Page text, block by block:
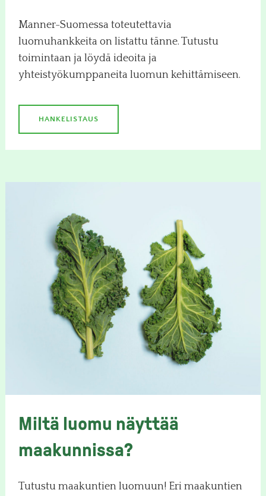
Manner-Suomessa toteutettavia
luomuhankkeita on listattu tänne. Tutustu
toimintaan ja löydä ideoita ja
yhteistyökumppaneita luomun kehittämiseen.
HANKELISTAUS
Miltä luomu näyttää
maakunnissa?
Tutustu maakuntien luomuun! Eri maakuntien